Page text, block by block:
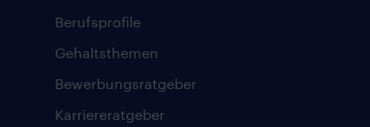
Berufsprofile
Gehaltsthemen
Bewerbungsratgeber
Karriereratgeber